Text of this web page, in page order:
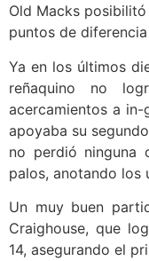
Old Macks
puntos de
Ya en los últimos
reñaquino no
acercamientos a
apoyaba su
no perdió ninguna
palos, anotando los
Un muy buen
Craighouse, que
14, asegurando el